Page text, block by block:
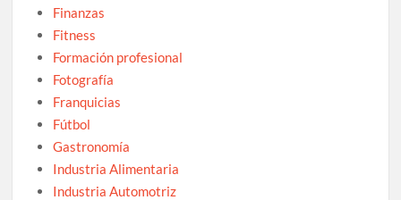
Finanzas
Fitness
Formación profesional
Fotografía
Franquicias
Fútbol
Gastronomía
Industria Alimentaria
Industria Automotriz